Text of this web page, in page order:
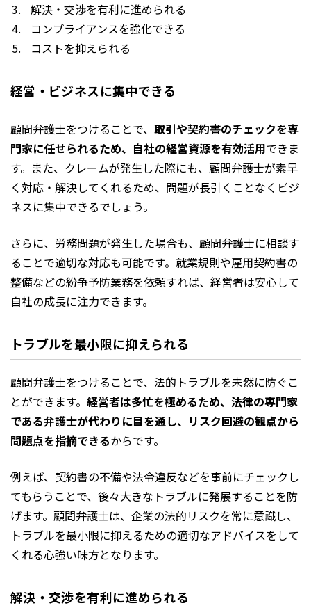
解決・交渉を有利に進められる
コンプライアンスを強化できる
コストを抑えられる
経営・ビジネスに集中できる
顧問弁護士をつけることで、 取引や契約書のチェックを専
門家に任せられるため、自社の経営資源を有効活用できま
す。また、クレームが発生した際にも、顧問弁護士が素早
く対応・解決してくれるため、問題が長引くことなくビジ
ネスに集中できるでしょう。
さらに、労務問題が発生した場合も、顧問弁護士に相談す
ることで適切な対応も可能です。就業規則や雇用契約書の
整備などの紛争予防業務を依頼すれば、経営者は安心して
自社の成長に注力できます。
トラブルを最小限に抑えられる
顧問弁護士をつけることで、法的トラブルを未然に防ぐこ
とができます。 経営者は多忙を極めるため、法律の専門家
である弁護士が代わりに目を通し、リスク回避の観点から
問題点を指摘できるからです。
例えば、契約書の不備や法令違反などを事前にチェックし
てもらうことで、後々大きなトラブルに発展することを防
げます。顧問弁護士は、企業の法的リスクを常に意識し、
トラブルを最小限に抑えるための適切なアドバイスをして
くれる心強い味方となります。
解決・交渉を有利に進められる